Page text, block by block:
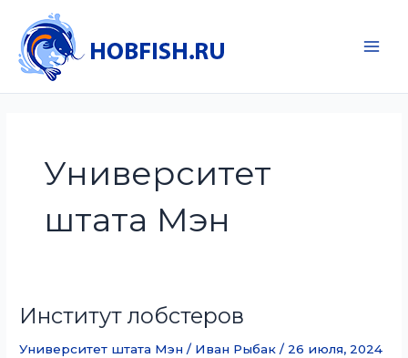
содержимому
Университет
штата Мэн
Институт лобстеров
Университет штата Мэн / Иван Рыбак/ 26 июля, 2024